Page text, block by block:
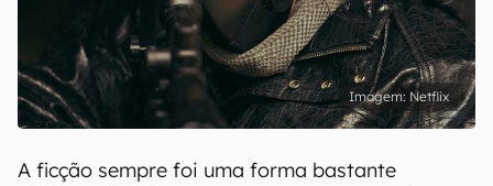
Netflix
A ficção sempre foi uma forma bastante